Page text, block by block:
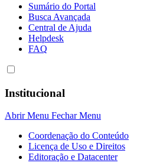
Sumário do Portal
Busca Avançada
Central de Ajuda
Helpdesk
FAQ
Institucional
Abrir Menu Fechar Menu
Coordenação do Conteúdo
Licença de Uso e Direitos
Editoração e Datacenter